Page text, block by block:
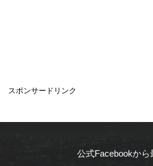
スポンサードリンク
公式Facebookから